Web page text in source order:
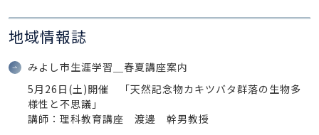
地域情報誌
みよし市生涯学習＿春夏講座案内
5月26日(土)開催 「天然記念物カキツバタ群落の生物多
様性と不思議」
講師：理科教育講座 渡邊 幹男教授